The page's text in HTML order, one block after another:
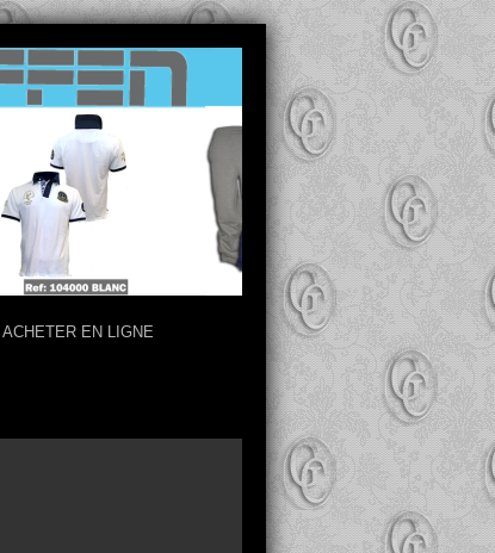
ACHETER EN LIGNE